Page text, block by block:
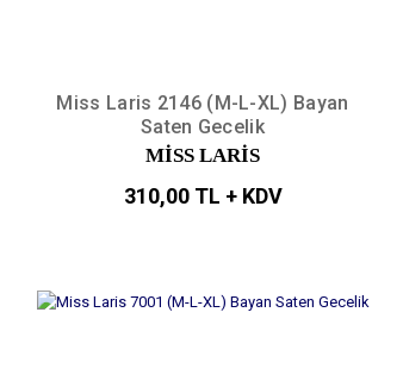
Miss Laris 2146 (M-L-XL) Bayan
Saten Gecelik
MİSS LARİS
310,00 TL + KDV